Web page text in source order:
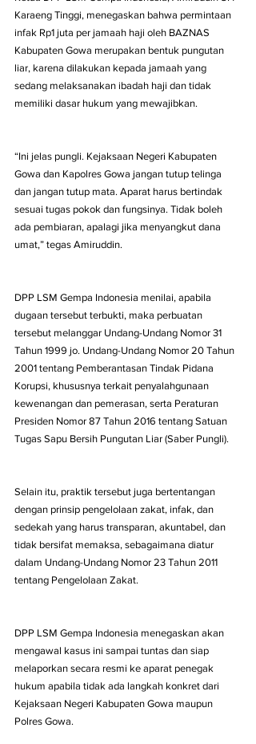
Karaeng Tinggi, menegaskan bahwa permintaan
infak Rp1 juta per jamaah haji oleh BAZNAS
Kabupaten Gowa merupakan bentuk pungutan
liar, karena dilakukan kepada jamaah yang
sedang melaksanakan ibadah haji dan tidak
memiliki dasar hukum yang mewajibkan.
“Ini jelas pungli. Kejaksaan Negeri Kabupaten
Gowa dan Kapolres Gowa jangan tutup telinga
dan jangan tutup mata. Aparat harus bertindak
sesuai tugas pokok dan fungsinya. Tidak boleh
ada pembiaran, apalagi jika menyangkut dana
umat,” tegas Amiruddin.
DPP LSM Gempa Indonesia menilai, apabila
dugaan tersebut terbukti, maka perbuatan
tersebut melanggar Undang-Undang Nomor 31
Tahun 1999 jo. Undang-Undang Nomor 20 Tahun
2001 tentang Pemberantasan Tindak Pidana
Korupsi, khususnya terkait penyalahgunaan
kewenangan dan pemerasan, serta Peraturan
Presiden Nomor 87 Tahun 2016 tentang Satuan
Tugas Sapu Bersih Pungutan Liar (Saber Pungli).
Selain itu, praktik tersebut juga bertentangan
dengan prinsip pengelolaan zakat, infak, dan
sedekah yang harus transparan, akuntabel, dan
tidak bersifat memaksa, sebagaimana diatur
dalam Undang-Undang Nomor 23 Tahun 2011
tentang Pengelolaan Zakat.
DPP LSM Gempa Indonesia menegaskan akan
mengawal kasus ini sampai tuntas dan siap
melaporkan secara resmi ke aparat penegak
hukum apabila tidak ada langkah konkret dari
Kejaksaan Negeri Kabupaten Gowa maupun
Polres Gowa.